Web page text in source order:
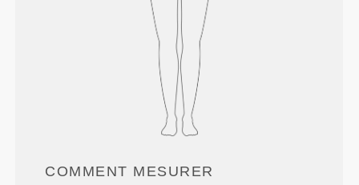
COMMENT MESURER